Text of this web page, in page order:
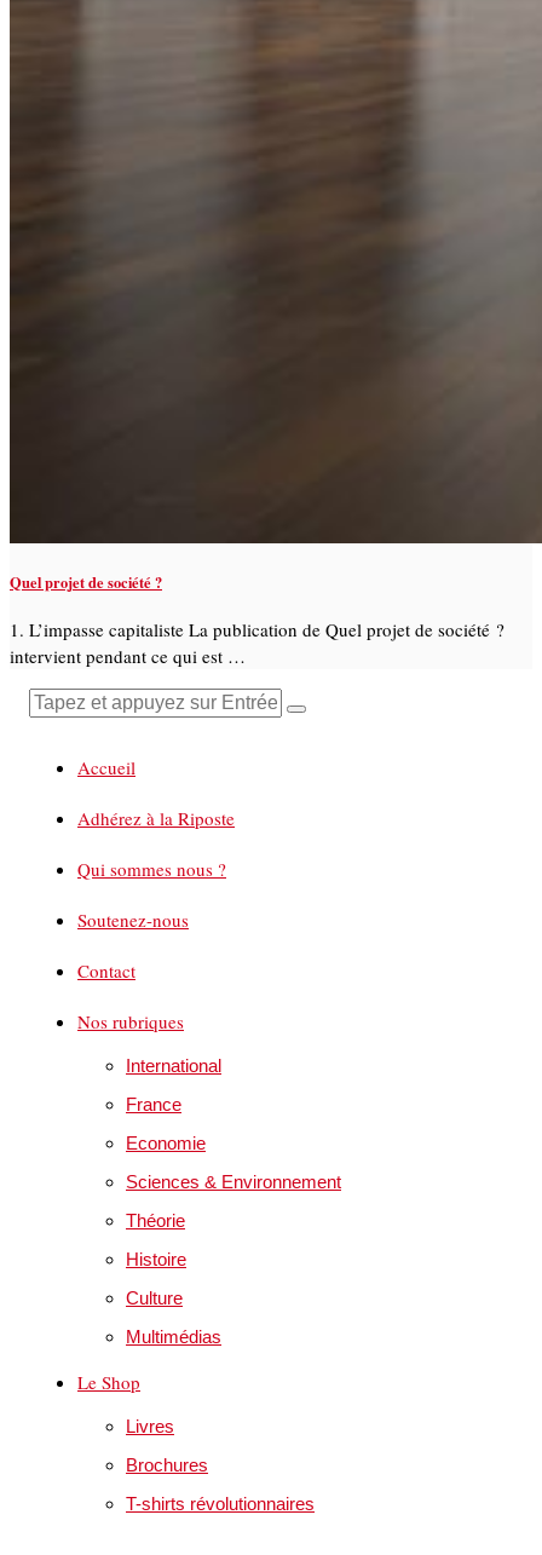
Quel projet de société ?
1. L’impasse capitaliste La publication de Quel projet de société ?
intervient pendant ce qui est …
Accueil
Adhérez à la Riposte
Qui sommes nous ?
Soutenez-nous
Contact
Nos rubriques
International
France
Economie
Sciences & Environnement
Théorie
Histoire
Culture
Multimédias
Le Shop
Livres
Brochures
T-shirts révolutionnaires